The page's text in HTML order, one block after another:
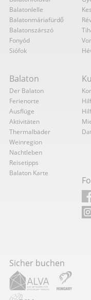
Balatonlelle
Balatonmáriafürdő
Balatonszárszó
Fonyód
Siófok
Balaton
Der Balaton
Ferienorte
Ausflüge
Aktivitäten
Thermalbäder
Weinregion
Nachtleben
Reisetipps
Balaton Karte
Sicher buchen